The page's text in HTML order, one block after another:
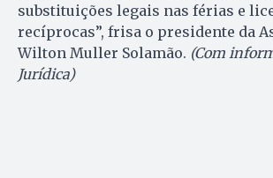
substituições legais nas férias e
recíprocas”, frisa o presidente da
Wilton Muller Solamão. (Com
Jurídica)